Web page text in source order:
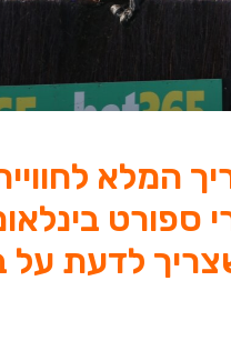
המלא
ספורט
לדעת על